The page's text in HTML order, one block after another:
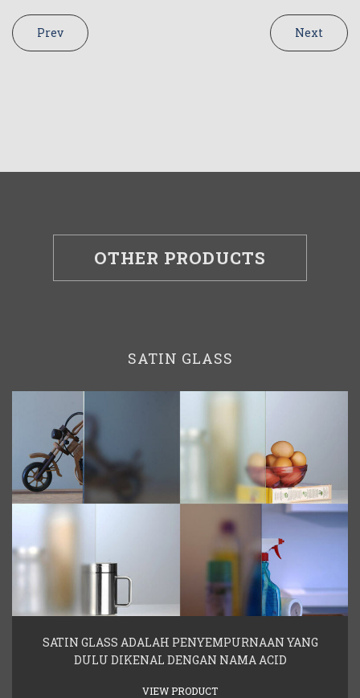
Prev Next
OTHER PRODUCTS
SATIN GLASS
SATIN GLASS ADALAH PENYEMPURNAAN YANG
DULU DIKENAL DENGAN NAMA ACID
VIEW PRODUCT